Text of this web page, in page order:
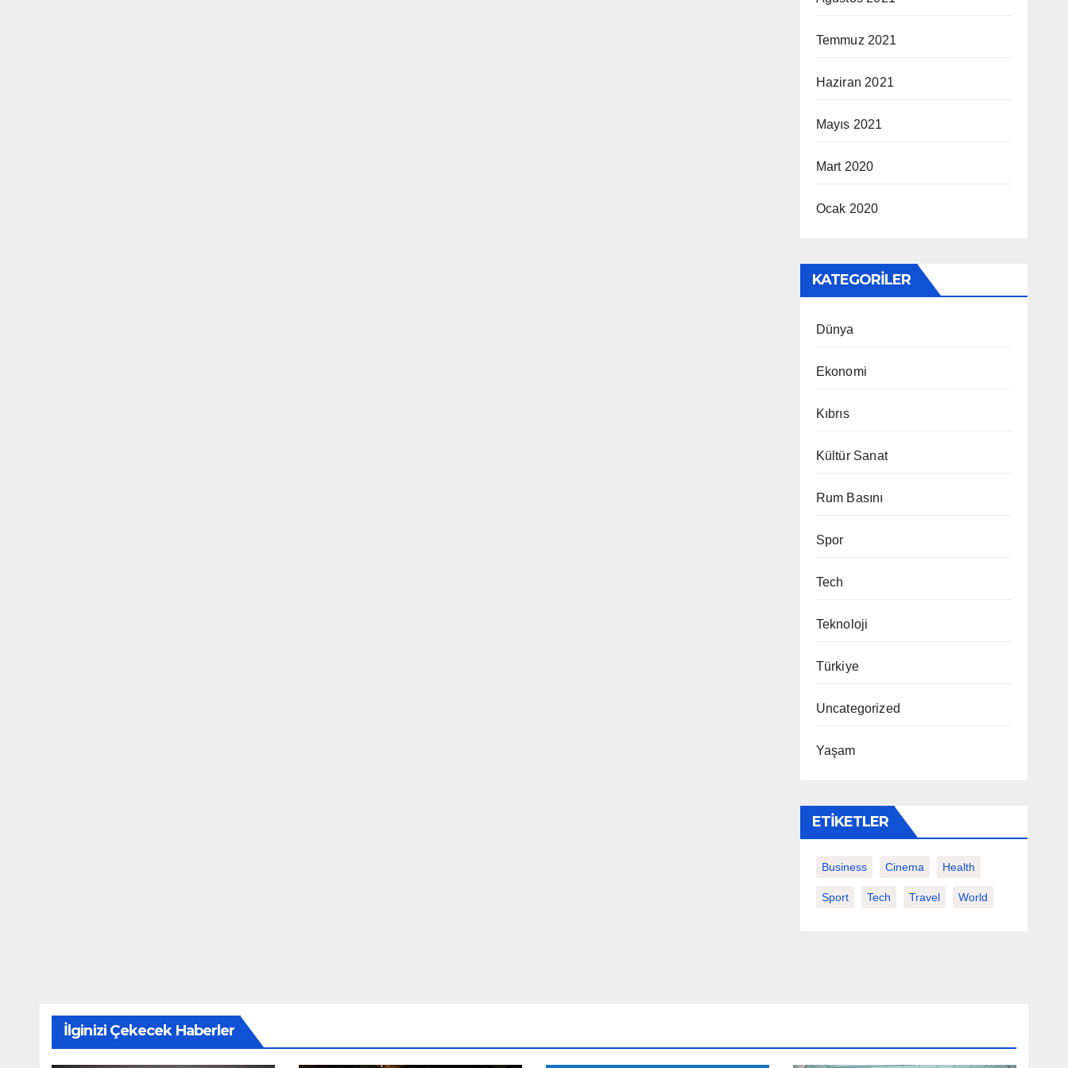
Temmuz 2021
Haziran 2021
Mayıs 2021
Mart 2020
Ocak 2020
KATEGORILER
Dünya
Ekonomi
Kıbrıs
Kültür Sanat
Rum Basını
Spor
Tech
Teknoloji
Türkiye
Uncategorized
Yaşam
ETIKETLER
Business Cinema Health
Sport Tech Travel World
İlginizi Çekecek Haberler